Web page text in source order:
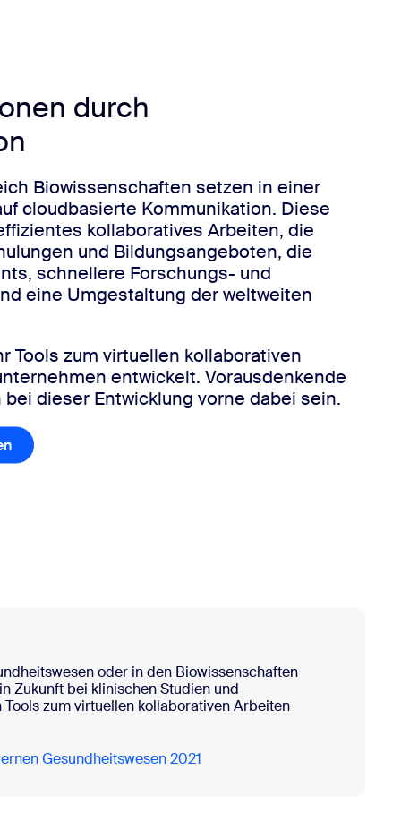
durch
Biowissenschaften setzen in einer
cloudbasierte Kommunikation. Diese
kollaboratives Arbeiten, die
und Bildungsangeboten, die
schnellere Forschungs- und
eine Umgestaltung der weltweiten
Tools zum virtuellen kollaborativen
entwickelt. Vorausdenkende
dieser Entwicklung vorne dabei sein.
Whitepaper herunterladen
oder in den Biowissenschaften
Zukunft bei klinischen Studien und
zum virtuellen kollaborativen Arbeiten
Gesundheitswesen 2021